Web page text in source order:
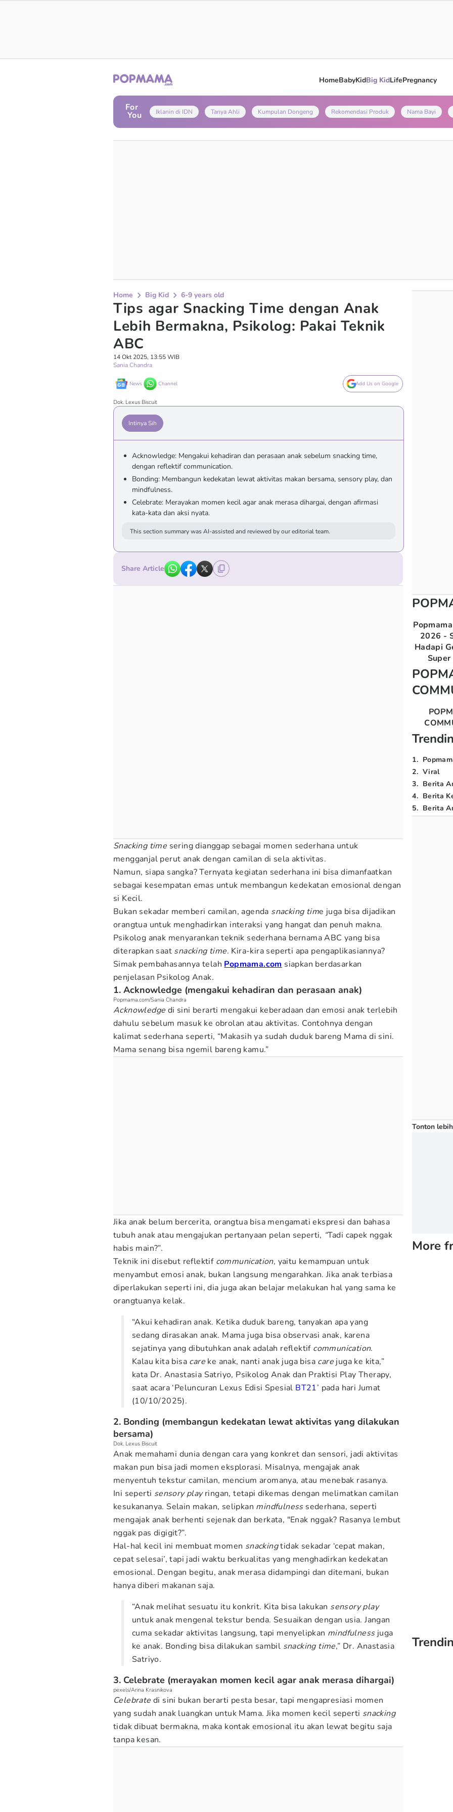
HomeBabyKidBig KidLifePregnancy
For
You Iklanin di IDN Tanya Ahli Kumpulan Dongeng Rekomendasi Produk Nama Bayi
Home Big Kid 6-9 years old
Tips agar Snacking Time dengan Anak
Lebih Bermakna, Psikolog: Pakai Teknik
ABC
14 Okt 2025, 13:55 WIB
Sania Chandra
News Channel Add Us on Google
Dok. Lexus Biscuit
Intinya Sih
Acknowledge: Mengakui kehadiran dan perasaan anak sebelum snacking time,
dengan reflektif communication.
Bonding: Membangun kedekatan lewat aktivitas makan bersama, sensory play, dan
mindfulness.
Celebrate: Merayakan momen kecil agar anak merasa dihargai, dengan afirmasi
kata-kata dan aksi nyata.
This section summary was AI-assisted and reviewed by our editorial team.
Share Article
Snacking time sering dianggap sebagai momen sederhana untuk
mengganjal perut anak dengan camilan di sela aktivitas.
Namun, siapa sangka? Ternyata kegiatan sederhana ini bisa dimanfaatkan
sebagai kesempatan emas untuk membangun kedekatan emosional dengan
si Kecil.
Bukan sekadar memberi camilan, agenda snacking time juga bisa dijadikan
orangtua untuk menghadirkan interaksi yang hangat dan penuh makna.
Psikolog anak menyarankan teknik sederhana bernama ABC yang bisa
diterapkan saat snacking time. Kira-kira seperti apa pengaplikasiannya?
Simak pembahasannya telah Popmama.com siapkan berdasarkan
penjelasan Psikolog Anak.
1. Acknowledge (mengakui kehadiran dan perasaan anak)
Popmama.com/Sania Chandra
Acknowledge di sini berarti mengakui keberadaan dan emosi anak terlebih
dahulu sebelum masuk ke obrolan atau aktivitas. Contohnya dengan
kalimat sederhana seperti, “Makasih ya sudah duduk bareng Mama di sini.
Mama senang bisa ngemil bareng kamu.”
Jika anak belum bercerita, orangtua bisa mengamati ekspresi dan bahasa
tubuh anak atau mengajukan pertanyaan pelan seperti, “Tadi capek nggak
habis main?”.
Teknik ini disebut reflektif communication, yaitu kemampuan untuk
menyambut emosi anak, bukan langsung mengarahkan. Jika anak terbiasa
diperlakukan seperti ini, dia juga akan belajar melakukan hal yang sama ke
orangtuanya kelak.
“Akui kehadiran anak. Ketika duduk bareng, tanyakan apa yang
sedang dirasakan anak. Mama juga bisa observasi anak, karena
sejatinya yang dibutuhkan anak adalah reflektif communication.
Kalau kita bisa care ke anak, nanti anak juga bisa care juga ke kita,”
kata Dr. Anastasia Satriyo, Psikolog Anak dan Praktisi Play Therapy,
saat acara ‘Peluncuran Lexus Edisi Spesial BT21’ pada hari Jumat
(10/10/2025).
2. Bonding (membangun kedekatan lewat aktivitas yang dilakukan
bersama)
Dok. Lexus Biscuit
Anak memahami dunia dengan cara yang konkret dan sensori, jadi aktivitas
makan pun bisa jadi momen eksplorasi. Misalnya, mengajak anak
menyentuh tekstur camilan, mencium aromanya, atau menebak rasanya.
Ini seperti sensory playringan, tetapi dikemas dengan melimatkan camilan
kesukananya. Selain makan, selipkan mindfulness sederhana, seperti
mengajak anak berhenti sejenak dan berkata, "Enak nggak? Rasanya lembut
nggak pas digigit?”.
Hal-hal kecil ini membuat momen snackingtidak sekadar ‘cepat makan,
cepat selesai’, tapi jadi waktu berkualitas yang menghadirkan kedekatan
emosional. Dengan begitu, anak merasa didampingi dan ditemani, bukan
hanya diberi makanan saja.
“Anak melihat sesuatu itu konkrit. Kita bisa lakukan sensory play
untuk anak mengenal tekstur benda. Sesuaikan dengan usia. Jangan
cuma sekadar aktivitas langsung, tapi menyelipkan mindfulness juga
ke anak. Bonding bisa dilakukan sambil snacking time,” Dr. Anastasia
Satriyo.
3. Celebrate (merayakan momen kecil agar anak merasa dihargai)
pexels/Arina Krasnikova
Celebrate di sini bukan berarti pesta besar, tapi mengapresiasi momen
yang sudah anak luangkan untuk Mama. Jika momen kecil seperti snacking
tidak dibuat bermakna, maka kontak emosional itu akan lewat begitu saja
tanpa kesan.
2026 -
Hadapi
1.
2. Viral
3. Berita
4. Berita
5. Berita
Tonton
More